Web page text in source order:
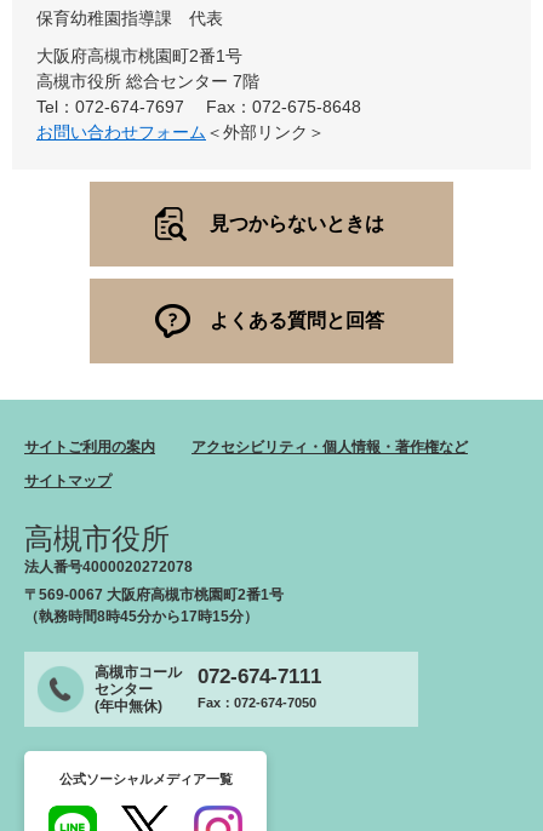
保育幼稚園指導課
代表
大阪府高槻市桃園町2番1号
高槻市役所 総合センター 7階
Tel：072-674-7697
Fax：072-675-8648
お問い合わせフォーム ＜外部リンク＞
見つからないときは
よくある質問と回答
サイトご利用の案内
アクセシビリティ・個人情報・著作権など
サイトマップ
高槻市役所
法人番号4000020272078
〒569-0067 大阪府高槻市桃園町2番1号
（執務時間8時45分から17時15分）
高槻市コール
センター
(年中無休)
072-674-7111
Fax：072-674-7050
公式ソーシャルメディア一覧